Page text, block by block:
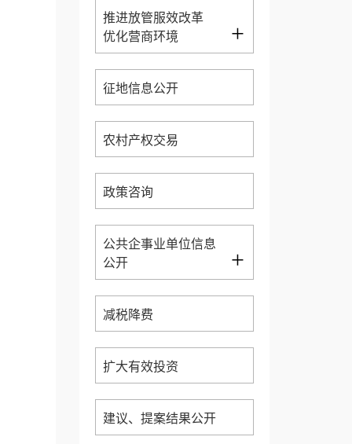
推进放管服效改革
优化营商环境
+
征地信息公开
农村产权交易
政策咨询
公共企事业单位信息
公开
+
减税降费
扩大有效投资
建议、提案结果公开